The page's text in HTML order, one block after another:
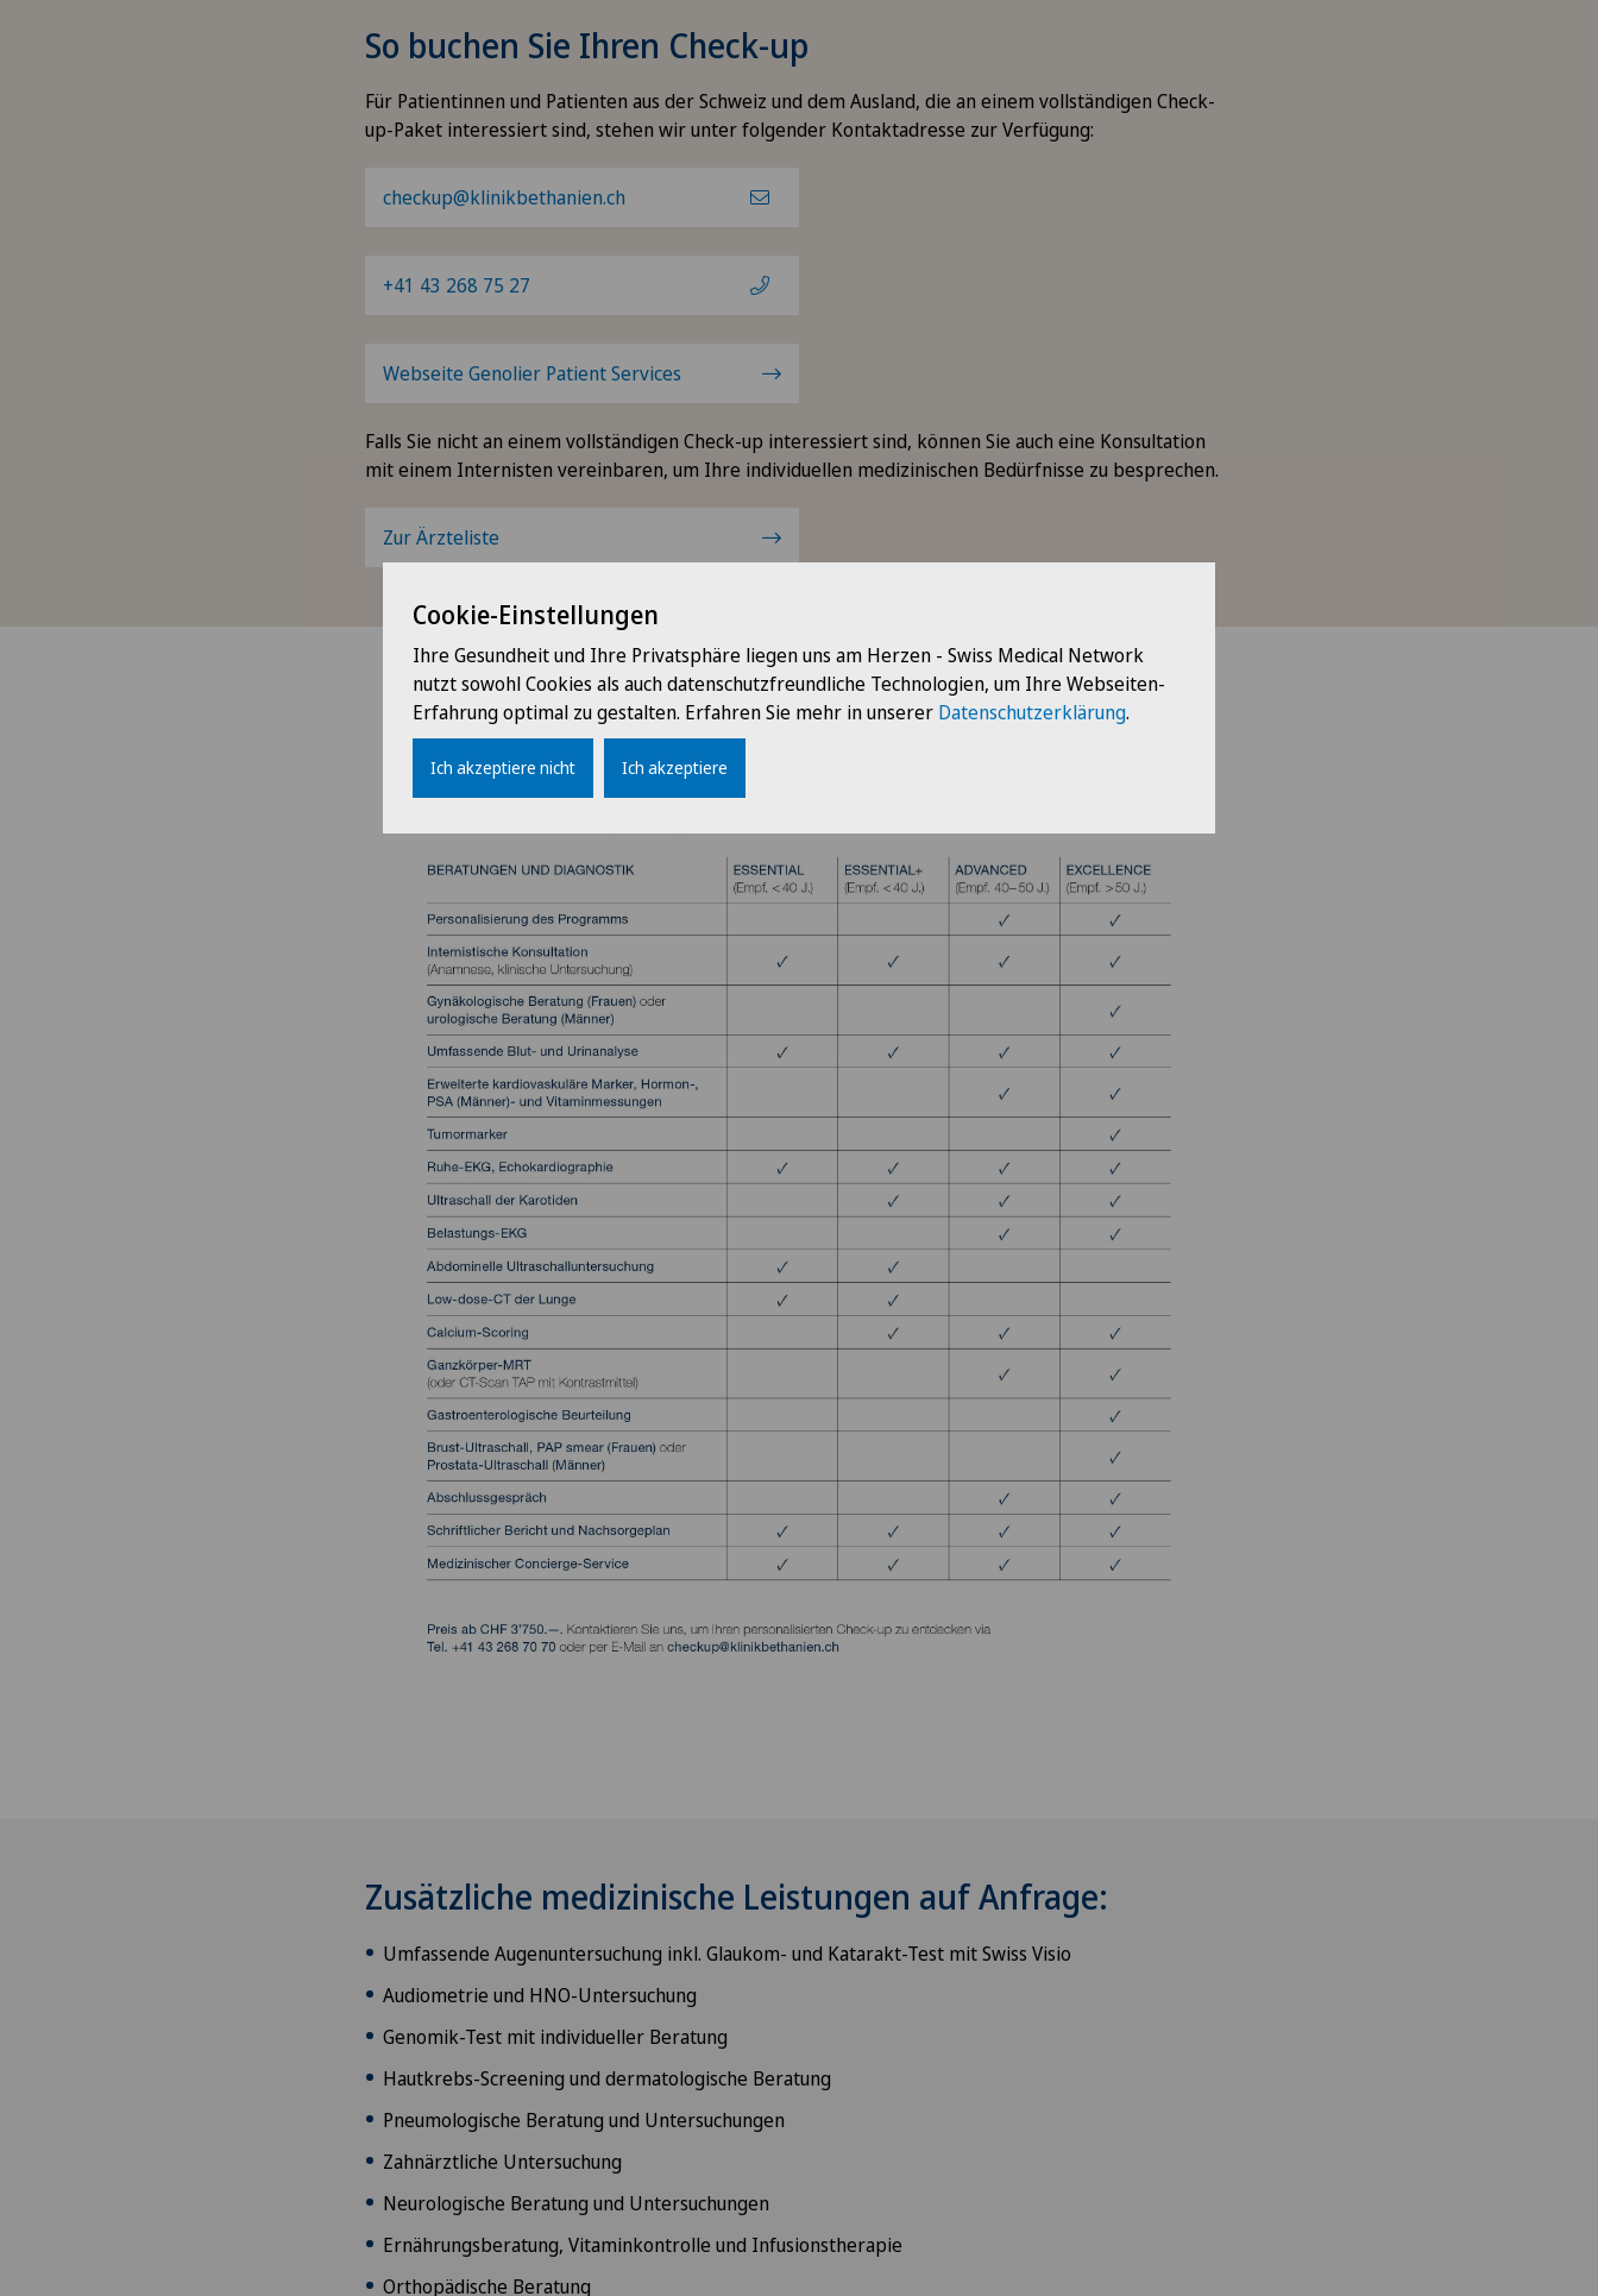
So buchen Sie Ihren Check-up
Für Patientinnen und Patienten aus der Schweiz und dem Ausland, die an einem vollständigen Check-
up-Paket interessiert sind, stehen wir unter folgender Kontaktadresse zur Verfügung:
checkup@klinikbethanien.ch
+41 43 268 75 27
Webseite Genolier Patient Services
Falls Sie nicht an einem vollständigen Check-up interessiert sind, können Sie auch eine Konsultation
mit einem Internisten vereinbaren, um Ihre individuellen medizinischen Bedürfnisse zu besprechen.
Zur Ärzteliste
Zusätzliche medizinische Leistungen auf Anfrage:
Umfassende Augenuntersuchung inkl. Glaukom- und Katarakt-Test mit Swiss Visio
Audiometrie und HNO-Untersuchung
Genomik-Test mit individueller Beratung
Hautkrebs-Screening und dermatologische Beratung
Pneumologische Beratung und Untersuchungen
Zahnärztliche Untersuchung
Neurologische Beratung und Untersuchungen
Ernährungsberatung, Vitaminkontrolle und Infusionstherapie
Orthopädische Beratung
Cookie-Einstellungen
Ihre Gesundheit und Ihre Privatsphäre liegen uns am Herzen - Swiss Medical Network
nutzt sowohl Cookies als auch datenschutzfreundliche Technologien, um Ihre Webseiten-
Erfahrung optimal zu gestalten. Erfahren Sie mehr in unserer Datenschutzerklärung.
Ich akzeptiere nicht Ich akzeptiere